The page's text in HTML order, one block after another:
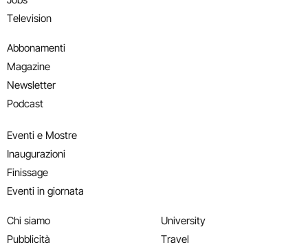
Television
Abbonamenti
Magazine
Newsletter
Podcast
Eventi e Mostre
Inaugurazioni
Finissage
Eventi in giornata
Chi siamo
Pubblicità
University
Travel